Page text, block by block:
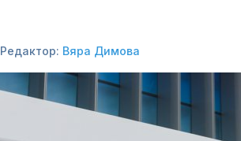
Редактор: Вяра Димова